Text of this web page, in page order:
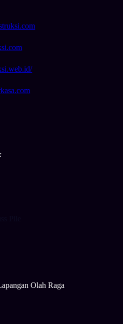
Olah Raga